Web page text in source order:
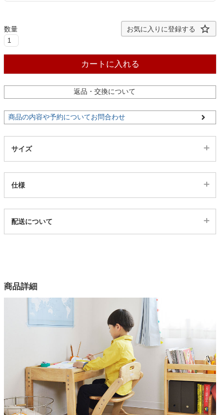
マット
収納用品
家電・照明器具
ガーデン
タワー
お気に入りに登録する
カートに入れる
返品・交換について
商品の内容や予約についてお問合わせ
サイズ
仕様
23800027
1色
ラバーウッド
対象年齢
1歳6か月から6歳頃（個人差あり）
チェアサイズ
配送について
商品詳細